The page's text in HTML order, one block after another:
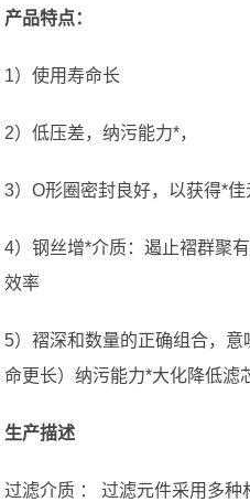
产品特点：
1）使用寿命长
2）低压差，纳污能力*，
3）O形圈密封良好，以获得*
4）钢丝增*介质：遏止褶群聚
效率
5）褶深和数量的正确组合，
命更长）纳污能力*大化降低滤
生产描述
过滤介质 ： 过滤元件采用多